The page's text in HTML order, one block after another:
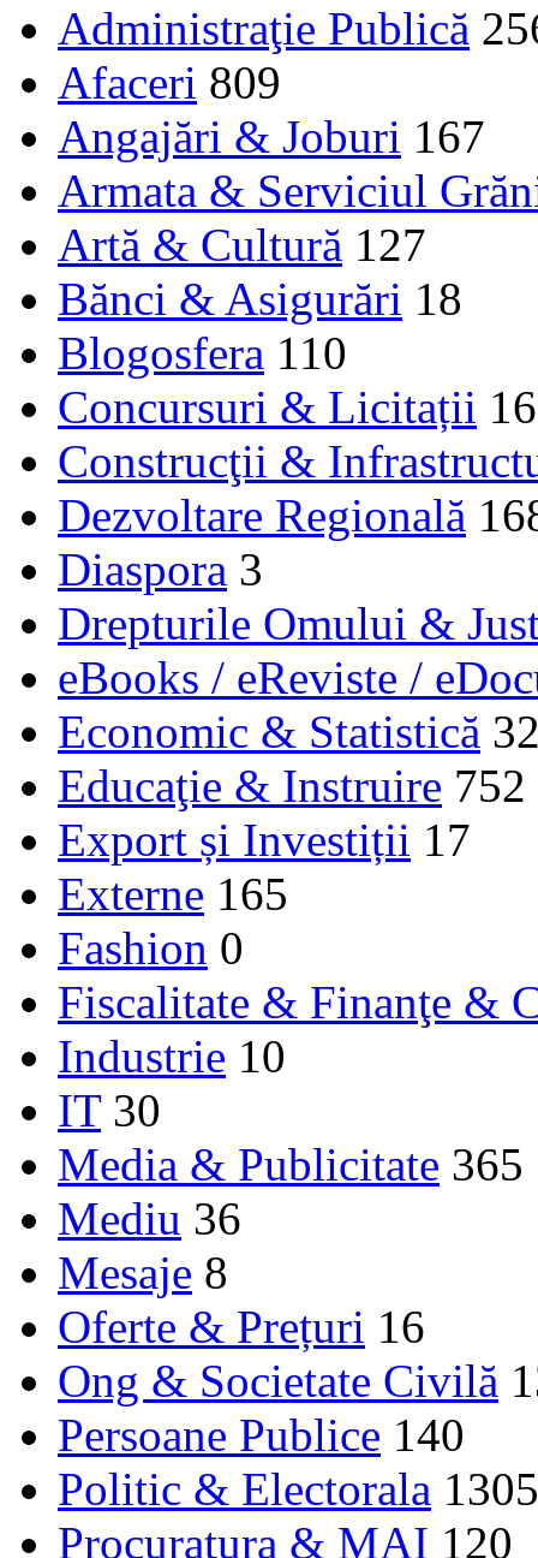
Administraţie Publică
Afaceri 809
Angajări & Joburi 167
Armata & Serviciul
Artă & Cultură 127
Bănci & Asigurări 18
Blogosfera 110
Concursuri & Licitații 16
Construcţii &
Dezvoltare Regională
Diaspora 3
Drepturile Omului &
eBooks / eReviste /
Economic & Statistică
Educaţie & Instruire 752
Export și Investiții 17
Externe 165
Fashion 0
Fiscalitate & Finanţe &
Industrie 10
IT 30
Media & Publicitate 365
Mediu 36
Mesaje 8
Oferte & Prețuri 16
Ong & Societate Civilă
Persoane Publice 140
Politic & Electorala 1305
Procuratura & MAI 120